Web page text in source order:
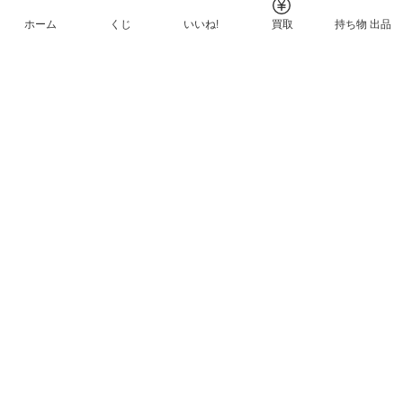
ホーム くじ いいね! 買取 持ち物 出品